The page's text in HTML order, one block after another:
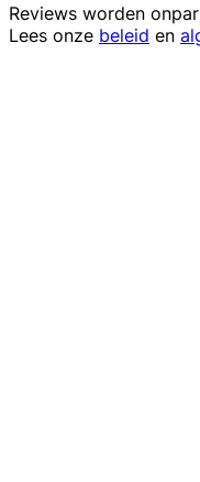
Reviews worden
Lees onze beleid en